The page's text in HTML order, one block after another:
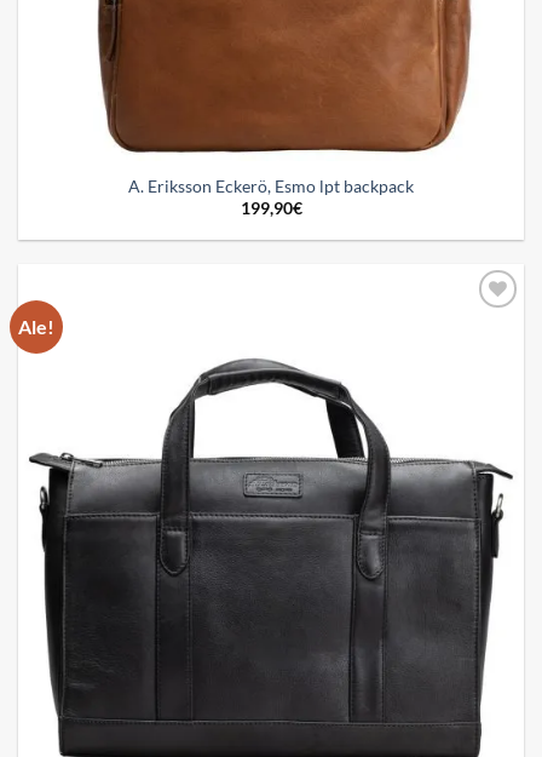
A. Eriksson Eckerö, Esmo lpt backpack
199,90€
Ale!